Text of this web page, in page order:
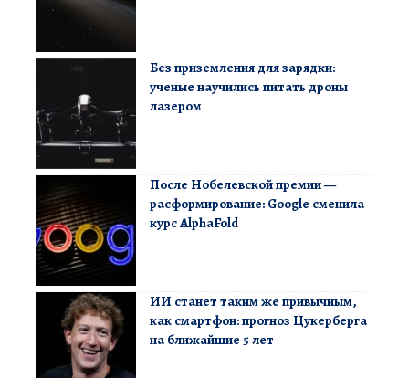
Без приземления для зарядки:
ученые научились питать дроны
лазером
После Нобелевской премии —
расформирование: Google сменила
курс AlphaFold
ИИ станет таким же привычным,
как смартфон: прогноз Цукерберга
на ближайшие 5 лет